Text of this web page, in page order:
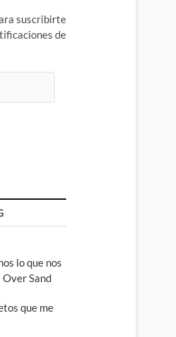
suscribirte
de
lo que nos
Over Sand
que me